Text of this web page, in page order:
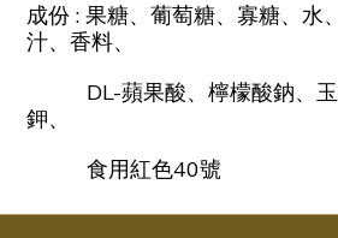
成份 : 果糖、葡萄糖、寡糖、水
汁、香料、
DL-蘋果酸、檸檬酸鈉、玉
鉀、
食用紅色40號